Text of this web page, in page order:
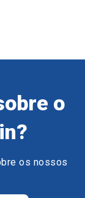
o
os nossos